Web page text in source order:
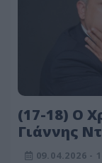
(17-18) Ο
Γιάννης
ΣΚΑΪ
09.04.2026 -